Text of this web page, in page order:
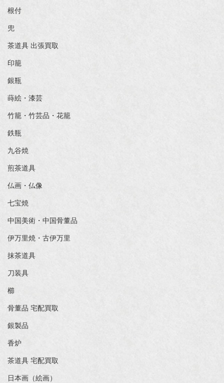
根付
兜
茶道具 出張買取
印籠
銀瓶
蒔絵・漆芸
竹籠・竹芸品・花籠
鉄瓶
九谷焼
煎茶道具
仏画・仏像
七宝焼
中国美術・中国骨董品
伊万里焼・古伊万里
抹茶道具
刀装具
櫛
骨董品 宅配買取
銀製品
香炉
茶道具 宅配買取
日本画（絵画）